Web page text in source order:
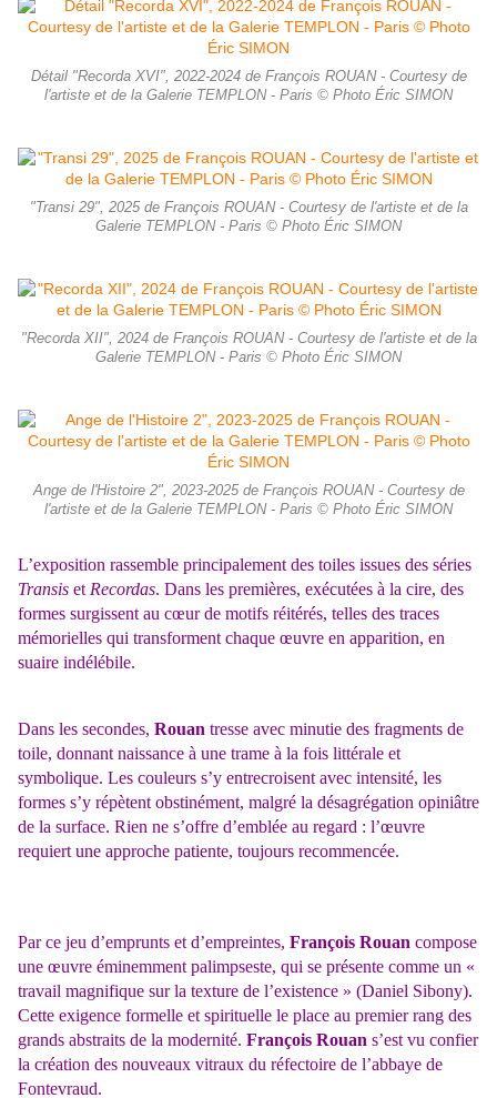
Détail "Recorda XVI", 2022-2024 de François ROUAN - Courtesy de
l'artiste et de la Galerie TEMPLON - Paris © Photo Éric SIMON
"Transi 29", 2025 de François ROUAN - Courtesy de l'artiste et de la
Galerie TEMPLON - Paris © Photo Éric SIMON
"Recorda XII", 2024 de François ROUAN - Courtesy de l'artiste et de la
Galerie TEMPLON - Paris © Photo Éric SIMON
Ange de l'Histoire 2", 2023-2025 de François ROUAN - Courtesy de
l'artiste et de la Galerie TEMPLON - Paris © Photo Éric SIMON
L’exposition rassemble principalement des toiles issues des séries
Transis et Recordas. Dans les premières, exécutées à la cire, des
formes surgissent au cœur de motifs réitérés, telles des traces
mémorielles qui transforment chaque œuvre en apparition, en
suaire indélébile.
Dans les secondes, Rouan tresse avec minutie des fragments de
toile, donnant naissance à une trame à la fois littérale et
symbolique. Les couleurs s’y entrecroisent avec intensité, les
formes s’y répètent obstinément, malgré la désagrégation opiniâtre
de la surface. Rien ne s’offre d’emblée au regard : l’œuvre
requiert une approche patiente, toujours recommencée.
Par ce jeu d’emprunts et d’empreintes, François Rouan compose
une œuvre éminemment palimpseste, qui se présente comme un «
travail magnifique sur la texture de l’existence » (Daniel Sibony).
Cette exigence formelle et spirituelle le place au premier rang des
grands abstraits de la modernité. François Rouan s’est vu confier
la création des nouveaux vitraux du réfectoire de l’abbaye de
Fontevraud.